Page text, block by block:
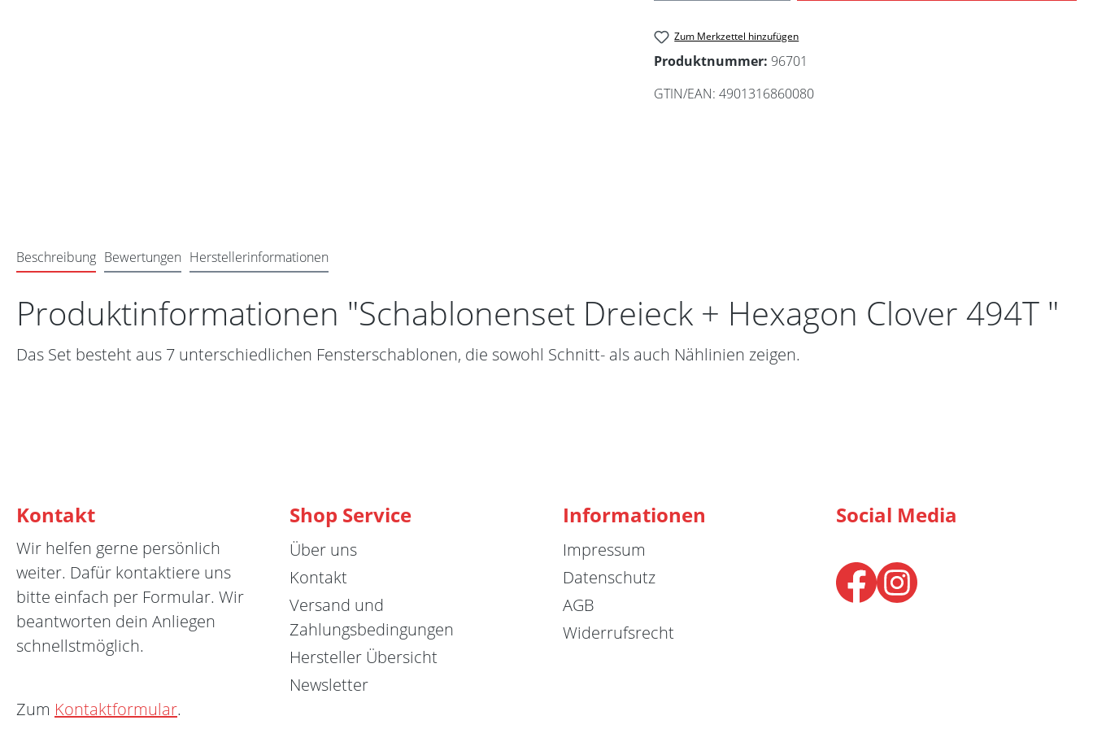
Zum Merkzettel hinzufügen
Produktnummer: 96701
GTIN/EAN: 4901316860080
Beschreibung Bewertungen Herstellerinformationen
Produktinformationen "Schablonenset Dreieck + Hexagon Clover 494T "
Das Set besteht aus 7 unterschiedlichen Fensterschablonen, die sowohl Schnitt- als auch Nählinien zeigen.
Kontakt
Wir helfen gerne persönlich
weiter. Dafür kontaktiere uns
bitte einfach per Formular. Wir
beantworten dein Anliegen
schnellstmöglich.
Zum Kontaktformular.
Shop Service
Über uns
Kontakt
Versand und
Zahlungsbedingungen
Hersteller Übersicht
Newsletter
Informationen
Impressum
Datenschutz
AGB
Widerrufsrecht
Social Media